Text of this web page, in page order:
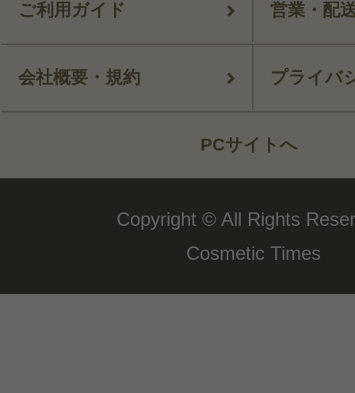
ご利用ガイド 営業・配
会社概要・規約 プライバ
PCサイトへ
Copyright © All Rights
Cosmetic Times